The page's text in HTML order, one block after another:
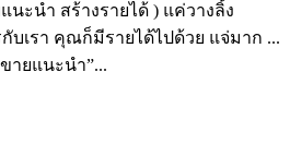
แนะนำ สร้างรายได้ ) แค่วางลิ้ง
บเรา คุณก็มีรายได้ไปด้วย แจ่มาก ...
ายแนะนำ”...